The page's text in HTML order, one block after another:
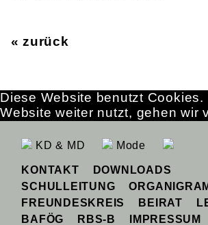
« zurück
KD & MD Mode
KONTAKT
DOWNLOADS
SCHULLEITUNG
FREUNDESKREIS
BEIRAT
BAFÖG
RBS-B IMPRESSUM
Diese Website benutzt Cookies.
Website weiter nutzt, gehen wir